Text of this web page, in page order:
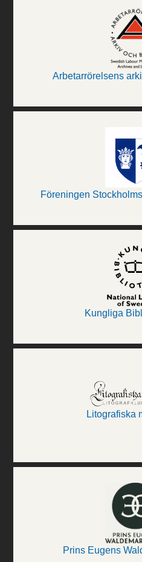
Arbetarrörelsens
Föreningen
Kungliga
Litografiska
Prins Eugens